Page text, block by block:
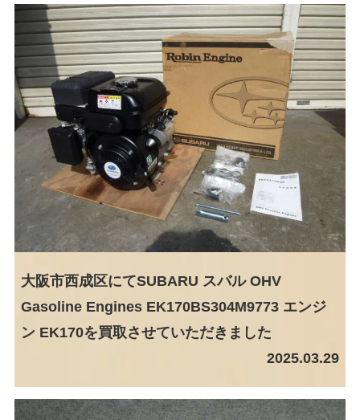
大阪市西成区にてSUBARU スバル OHV
Gasoline Engines EK170BS304M9773 エンジ
ン EK170を買取させていただきました
2025.03.29